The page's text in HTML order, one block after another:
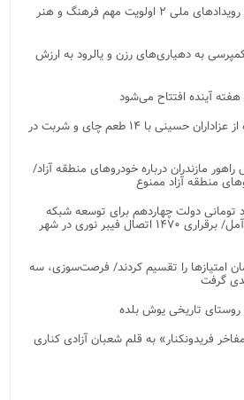
توسعه باغ هنر و برگزاری رویدادهای ملی ۲ اولویت مهم فرهنگ و هنر
کمپرسی به دهیاری‌های رزن و یالرود به ارزش
آینده افتتاح می‌شود
پذیرایی متفاوت و باشکوه از عزاداران حسینی با ۱۴ طعم چای و شربت در
مازندران درباره خودروهای منطقه آزاد/
منطقه آزاد ممنوع
۱۸۰ میلیارد تومانی دولت چهاردهم برای توسعه شبکه
تلفن همراه و فیبر نوری در آمل/ برقراری ۱۴۷۰ اتصال فیبر نوری در شهر
امتیازها را تقسیم کردند/ فرصت‌سوزی، سه
گرفت
روستای تاریخی یوش بلده
فریدونکنار» به قلم شعبان آزادی کناری